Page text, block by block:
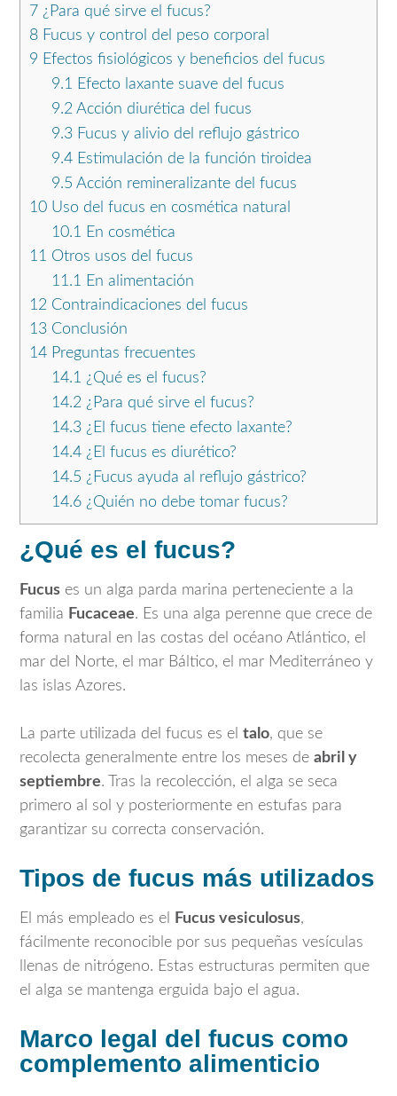
7 ¿Para qué sirve el fucus?
8 Fucus y control del peso corporal
9 Efectos fisiológicos y beneficios del fucus
9.1 Efecto laxante suave del fucus
9.2Acción diurética del fucus
9.3Fucus y alivio del reflujo gástrico
9.4Estimulación de la función tiroidea
9.5 Acción remineralizante del fucus
10 Uso del fucus en cosmética natural
10.1 En cosmética
11 Otros usos del fucus
11.1 En alimentación
12 Contraindicaciones del fucus
13 Conclusión
14 Preguntas frecuentes
14.1 ¿Qué es el fucus?
14.2¿Para qué sirve el fucus?
14.3¿El fucus tiene efecto laxante?
14.4¿El fucus es diurético?
14.5 ¿Fucus ayuda al reflujo gástrico?
14.6¿Quién no debe tomar fucus?
¿Qué es el fucus?
Fucus es un alga parda marina perteneciente a la
familia Fucaceae. Es una alga perenne que crece de
forma natural en las costas del océano Atlántico, el
mar del Norte, el mar Báltico, el mar Mediterráneo y
las islas Azores.
La parte utilizada del fucus es el talo, que se
recolecta generalmente entre los meses de abril y
septiembre. Tras la recolección, el alga se seca
primero al sol y posteriormente en estufas para
garantizar su correcta conservación.
Tipos de fucus más utilizados
El más empleado es el Fucus vesiculosus,
fácilmente reconocible por sus pequeñas vesículas
llenas de nitrógeno. Estas estructuras permiten que
el alga se mantenga erguida bajo el agua.
Marco legal del fucus como
complemento alimenticio